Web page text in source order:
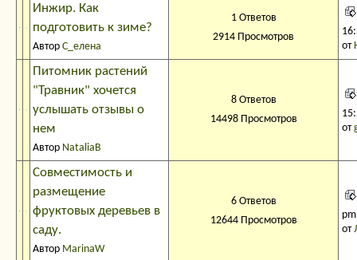
Инжир. Как
подготовить к зиме?
Автор С_елена
1 Ответов
2914 Просмотров
от
Питомник растений
"Травник" хочется
услышать отзывы о
нем
Автор NataliaB
8 Ответов
14498 Просмотров
от
Совместимость и
размещение
фруктовых деревьев в
саду.
Автор MarinaW
6 Ответов
12644 Просмотров
pm
от